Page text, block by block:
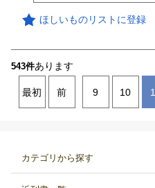
ほしいものリストに登録
543件あります
最初 前 9 10
カテゴリから探す